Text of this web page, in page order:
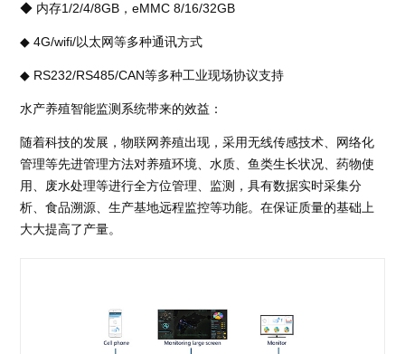
◆ 内存1/2/4/8GB，eMMC 8/16/32GB
◆ 4G/wifi/以太网等多种通讯方式
◆ RS232/RS485/CAN等多种工业现场协议支持
水产养殖智能监测系统带来的效益：
随着科技的发展，物联网养殖出现，采用无线传感技术、网络化
管理等先进管理方法对养殖环境、水质、鱼类生长状况、药物使
用、废水处理等进行全方位管理、监测，具有数据实时采集分
析、食品溯源、生产基地远程监控等功能。在保证质量的基础上
大大提高了产量。